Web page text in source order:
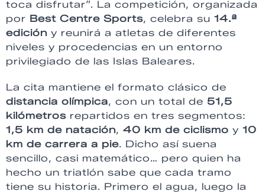
toca disfrutar”. La competición, organizada
por Best Centre Sports, celebra su 14.ª
edición y reunirá a atletas de diferentes
niveles y procedencias en un entorno
privilegiado de las Islas Baleares.
La cita mantiene el formato clásico de
distancia olímpica, con un total de 51,5
kilómetros repartidos en tres segmentos:
1,5 km de natación, 40 km de ciclismo y 10
km de carrera a pie. Dicho así suena
sencillo, casi matemático… pero quien ha
hecho un triatlón sabe que cada tramo
tiene su historia. Primero el agua, luego la